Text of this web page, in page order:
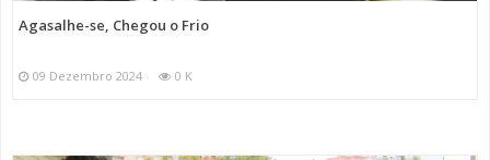
Agasalhe-se, Chegou o Frio
09 Dezembro 2024 0 K